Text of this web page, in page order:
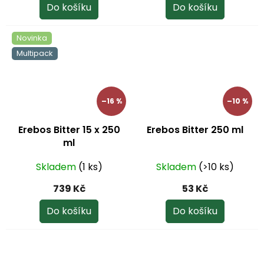
Do košíku
Do košíku
Novinka
Multipack
–16 %
Erebos Bitter 15 x 250
ml
Skladem (1 ks)
739 Kč
Do košíku
–10 %
Erebos Bitter 250 ml
Skladem (>10 ks)
53 Kč
Do košíku